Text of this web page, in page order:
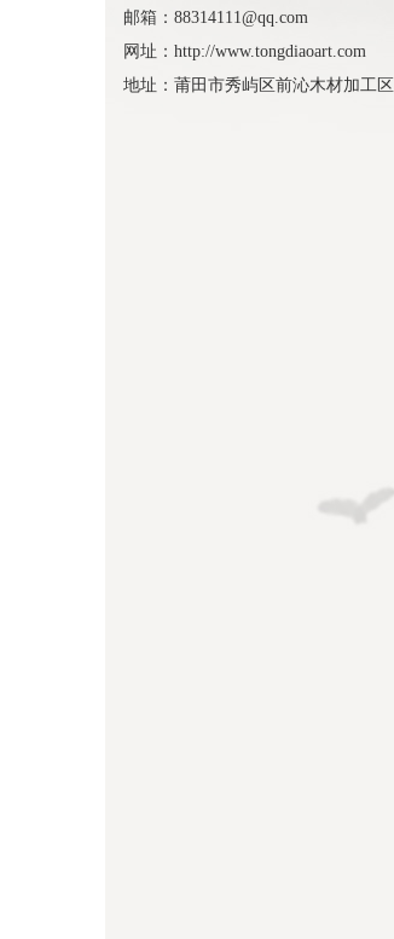
邮箱：88314111@qq.com
网址：http://www.tongdiaoart.com
地址：莆田市秀屿区前沁木材加工